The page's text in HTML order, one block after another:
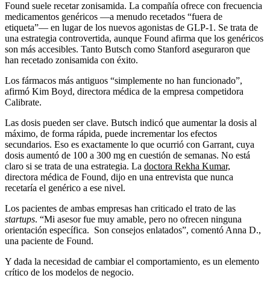
Found suele recetar zonisamida. La compañía ofrece con frecuencia
medicamentos genéricos —a menudo recetados “fuera de
etiqueta”— en lugar de los nuevos agonistas de GLP-1. Se trata de
una estrategia controvertida, aunque Found afirma que los genéricos
son más accesibles. Tanto Butsch como Stanford aseguraron que
han recetado zonisamida con éxito.
Los fármacos más antiguos “simplemente no han funcionado”,
afirmó Kim Boyd, directora médica de la empresa competidora
Calibrate.
Las dosis pueden ser clave. Butsch indicó que aumentar la dosis al
máximo, de forma rápida, puede incrementar los efectos
secundarios. Eso es exactamente lo que ocurrió con Garrant, cuya
dosis aumentó de 100 a 300 mg en cuestión de semanas. No está
claro si se trata de una estrategia. La doctora Rekha Kumar,
directora médica de Found, dijo en una entrevista que nunca
recetaría el genérico a ese nivel.
Los pacientes de ambas empresas han criticado el trato de las
startups. “Mi asesor fue muy amable, pero no ofrecen ninguna
orientación específica. Son consejos enlatados”, comentó Anna D.,
una paciente de Found.
Y dada la necesidad de cambiar el comportamiento, es un elemento
crítico de los modelos de negocio.